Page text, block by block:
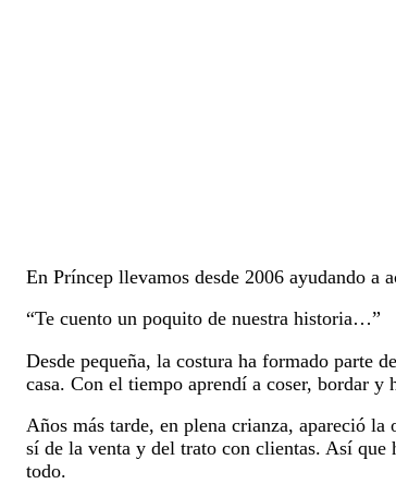
En Príncep llevamos desde 2006 ayudando a
“Te cuento un poquito de nuestra historia…”
Desde pequeña, la costura ha formado parte
casa. Con el tiempo aprendí a coser, bordar
Años más tarde, en plena crianza, apareció
sí de la venta y del trato con clientas. Así que
todo.